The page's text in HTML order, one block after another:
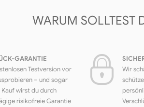
WARUM SOLLTEST
GARANTIE
Testversion vor
– und sogar
Kauf wirst du durch
risikofreie Garantie
Wir